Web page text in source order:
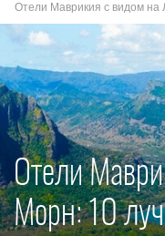
Отели Маврикия с видом
Отели
Морн: 10